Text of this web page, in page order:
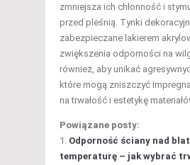
zmniejsza ich chłonność i
przed pleśnią. Tynki
zabezpieczane lakierem
zwiększenia odporności na
również, aby unikać
które mogą zniszczyć
na trwałość i estetykę
Powiązane posty:
Odporność ściany nad
temperaturę – jak wybrać